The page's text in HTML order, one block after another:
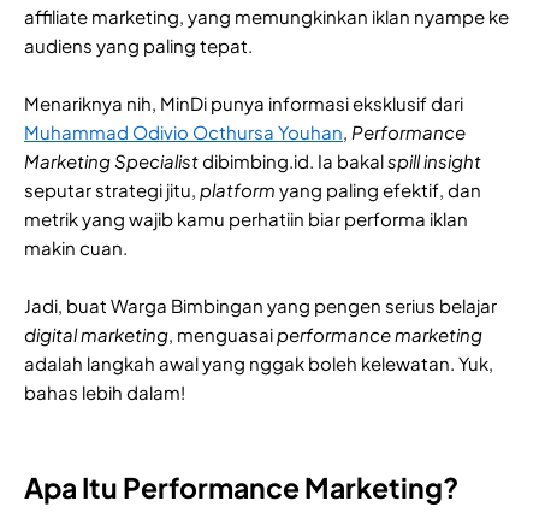
affiliate marketing, yang memungkinkan iklan nyampe ke
audiens yang paling tepat.
Menariknya nih, MinDi punya informasi eksklusif dari
Muhammad Odivio Octhursa Youhan, Performance
Marketing Specialistdibimbing.id. Ia bakalspill insight
seputar strategi jitu, platform yang paling efektif, dan
metrik yang wajib kamu perhatiin biar performa iklan
makin cuan.
Jadi, buat Warga Bimbingan yang pengen serius belajar
digital marketing, menguasaiperformance marketing
adalah langkah awal yang nggak boleh kelewatan. Yuk,
bahas lebih dalam!
Apa Itu Performance Marketing?